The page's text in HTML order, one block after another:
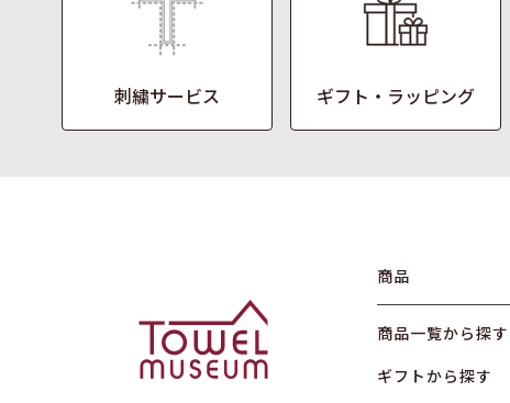
刺繍サービス ギフト・ラッピング
商品
商品一覧から探す
ギフトから探す